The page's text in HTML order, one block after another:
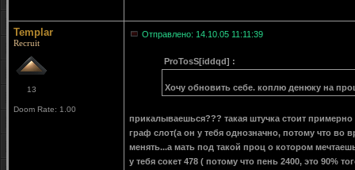
Templar
Recruit
13
Doom Rate: 1.00
Отправлено: 14.10.05 11:11:39
ProTosS[iddqd] :
Хочу обновить себе. коплю денюку на
прикалываешься??? такая штучка стоит примерно
граф слот(а он у тебя однозначно, потому что во
менять...а мать под такой проц о котором
у тебя сокет 478 ( потому что пень 2400, это 90%